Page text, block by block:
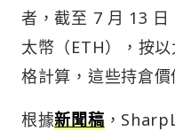
者，截至 7 月 13
太幣（ETH），按
格計算，這些持倉
根據新聞稿，